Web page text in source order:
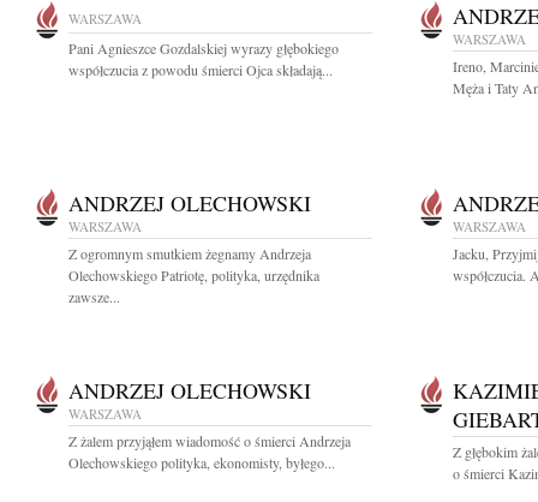
WARSZAWA
Pani Agnieszce Gozdalskiej wyrazy głębokiego
współczucia z powodu śmierci Ojca składają...
WARSZAWA
Ireno,
Męża i Taty
ANDRZEJ OLECHOWSKI
WARSZAWA
Z ogromnym smutkiem żegnamy Andrzeja
Olechowskiego Patriotę, polityka, urzędnika
zawsze...
WARSZAWA
Jacku,
współczucia.
ANDRZEJ OLECHOWSKI
WARSZAWA
Z żalem przyjąłem wiadomość o śmierci Andrzeja
Olechowskiego polityka, ekonomisty, byłego...
Z głębokim
o śmierci